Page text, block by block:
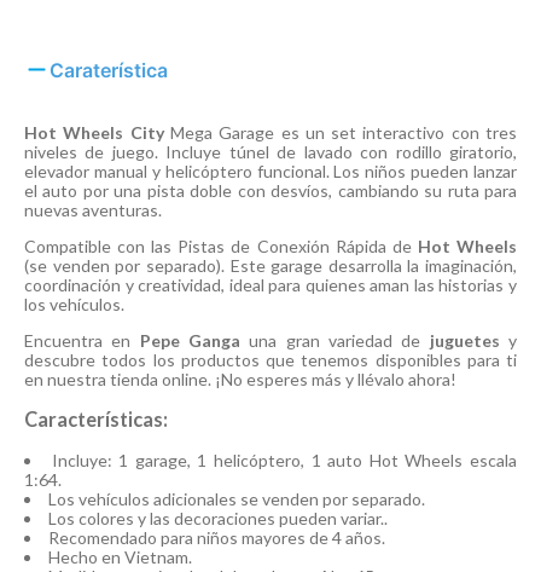
Caraterística
Hot Wheels CityMega Garage es un set interactivo con tres
niveles de juego. Incluye túnel de lavado con rodillo giratorio,
elevador manual y helicóptero funcional. Los niños pueden lanzar
el auto por una pista doble con desvíos, cambiando su ruta para
nuevas aventuras.
Compatible con las Pistas de Conexión Rápida de Hot Wheels
(se venden por separado). Este garage desarrolla la imaginación,
coordinación y creatividad, ideal para quienes aman las historias y
los vehículos.
Encuentra en Pepe Ganga una gran variedad de juguetes y
descubre todos los productos que tenemos disponibles para ti
en nuestra tienda online. ¡No esperes más y llévalo ahora!
Características:
Incluye: 1 garage, 1 helicóptero, 1 auto Hot Wheels escala
1:64.
Los vehículos adicionales se venden por separado.
Los colores y las decoraciones pueden variar..
Recomendado para niños mayores de 4 años.
Hecho en Vietnam.